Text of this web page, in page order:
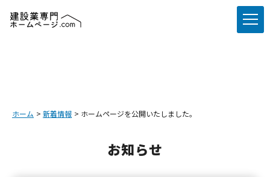
ホーム 新着情報 ホームページを公開いたしました。
お知らせ